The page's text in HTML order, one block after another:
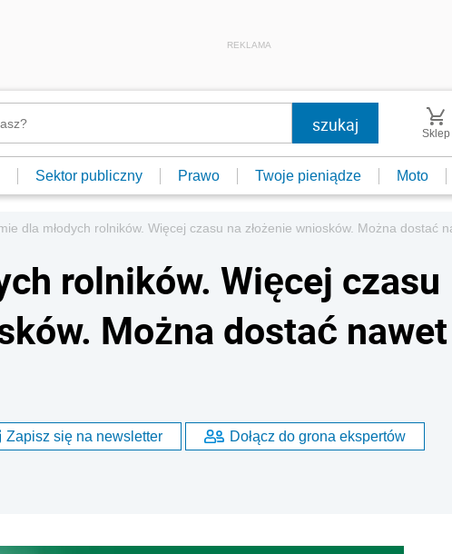
REKLAMA
Sklep
Sektor publiczny Prawo Twoje pieniądze Moto
dla młodych rolników. Więcej czasu na złożenie wniosków. Można dostać
rolników. Więcej czasu
Można dostać nawet
Zapisz się na newsletter Dołącz do grona ekspertów